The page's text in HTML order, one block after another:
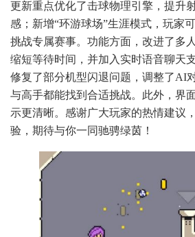
更新重点优化了击球物理引擎，提升
感；新增“环游球场”生涯模式，玩家
挑战专属赛事。功能方面，改进了多
缩短等待时间，并加入实时语音聊天
修复了部分机型闪退问题，调整了AI
与高手都能找到合适挑战。此外，界
示更清晰。感谢广大玩家的热情建议
验，期待与你一同驰骋绿茵！